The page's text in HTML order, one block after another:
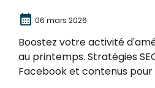
calendar_month 06 mars 2026
Boostez votre activité
au printemps. Stratégies
Facebook et contenus pour